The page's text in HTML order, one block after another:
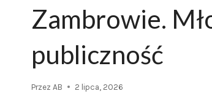
Zambrowie.
publiczność
Przez AB 2 lipca, 2026